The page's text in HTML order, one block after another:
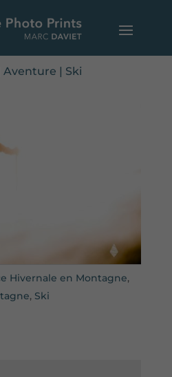
Aventure Ski
Hivernale en Montagne,
, Ski